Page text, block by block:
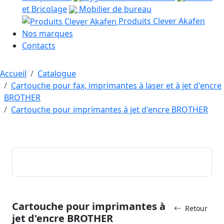
et Bricolage
Mobilier de bureau
Produits Clever Akafen
Nos marques
Contacts
Accueil
Catalogue
Cartouche pour fax, imprimantes à laser et à jet d'encre
BROTHER
Cartouche pour imprimantes à jet d'encre BROTHER
Retour
Cartouche pour imprimantes à
jet d'encre BROTHER